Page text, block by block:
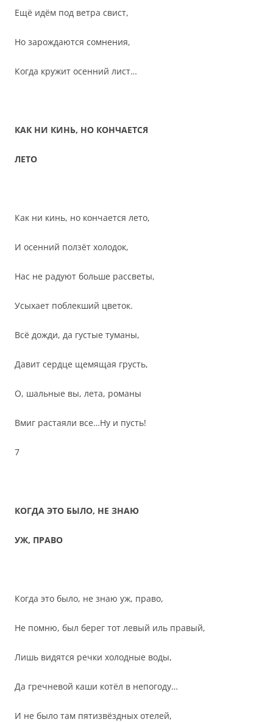
Ещё идём под ветра свист,
Но зарождаются сомнения,
Когда кружит осенний лист…
КАК НИ КИНЬ, НО КОНЧАЕТСЯ
ЛЕТО
Как ни кинь, но кончается лето,
И осенний ползёт холодок,
Нас не радуют больше рассветы,
Усыхает поблекший цветок.
Всё дожди, да густые туманы,
Давит сердце щемящая грусть,
О, шальные вы, лета, романы
Вмиг растаяли все…Ну и пусть!
7
КОГДА ЭТО БЫЛО, НЕ ЗНАЮ
УЖ, ПРАВО
Когда это было, не знаю уж, право,
Не помню, был берег тот левый иль правый,
Лишь видятся речки холодные воды,
Да гречневой каши котёл в непогоду…
И не было там пятизвёздных отелей,